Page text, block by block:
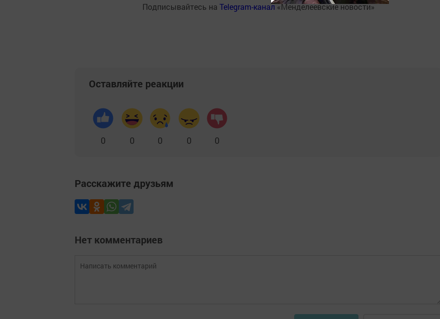
Подписывайтесь на Telegram-канал«Менделеевские новости»
Оставляйте реакции
0 0 0 0 0
Расскажите друзьям
Нет комментариев